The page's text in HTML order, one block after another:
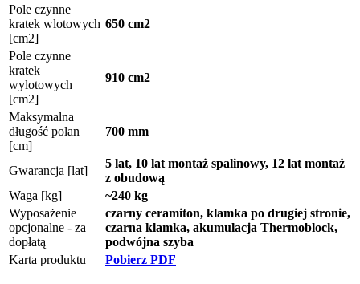
Pole czynne
kratek wlotowych
[cm2]
650 cm2
Pole czynne
kratek
wylotowych
[cm2]
910 cm2
Maksymalna
długość polan
[cm]
700 mm
Gwarancja [lat]
5 lat, 10 lat montaż spalinowy, 12 lat montaż
z obudową
Waga [kg]
~240 kg
Wyposażenie
opcjonalne - za
dopłatą
czarny ceramiton, klamka po drugiej stronie,
czarna klamka, akumulacja Thermoblock,
podwójna szyba
Karta produktu
Pobierz PDF